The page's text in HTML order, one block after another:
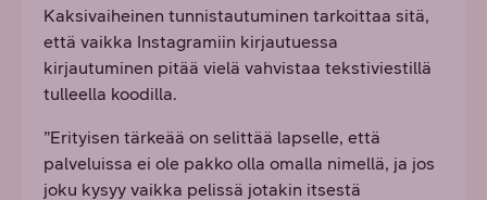
Kaksivaiheinen tunnistautuminen tarkoittaa sitä,
että vaikka Instagramiin kirjautuessa
kirjautuminen pitää vielä vahvistaa tekstiviestillä
tulleella koodilla.
”Erityisen tärkeää on selittää lapselle, että
palveluissa ei ole pakko olla omalla nimellä, ja jos
joku kysyy vaikka pelissä jotakin itsestä